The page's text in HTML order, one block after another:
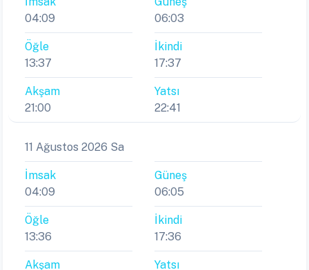
04:09
06:03
Öğle
13:37
İkindi
17:37
Akşam
21:00
Yatsı
22:41
11 Ağustos 2026 Sa
İmsak
04:09
Güneş
06:05
Öğle
13:36
İkindi
17:36
Akşam Yatsı